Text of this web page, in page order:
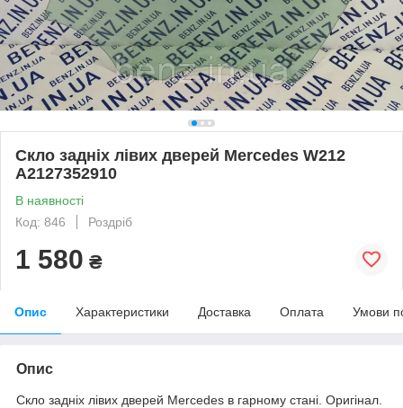
Скло задніх лівих дверей Mercedes W212
A2127352910
В наявності
Код: 846
Роздріб
1 580 ₴
Опис Характеристики Доставка Оплата Умови
Опис
Скло задніх лівих дверей Mercedes в гарному стані. Оригінал.